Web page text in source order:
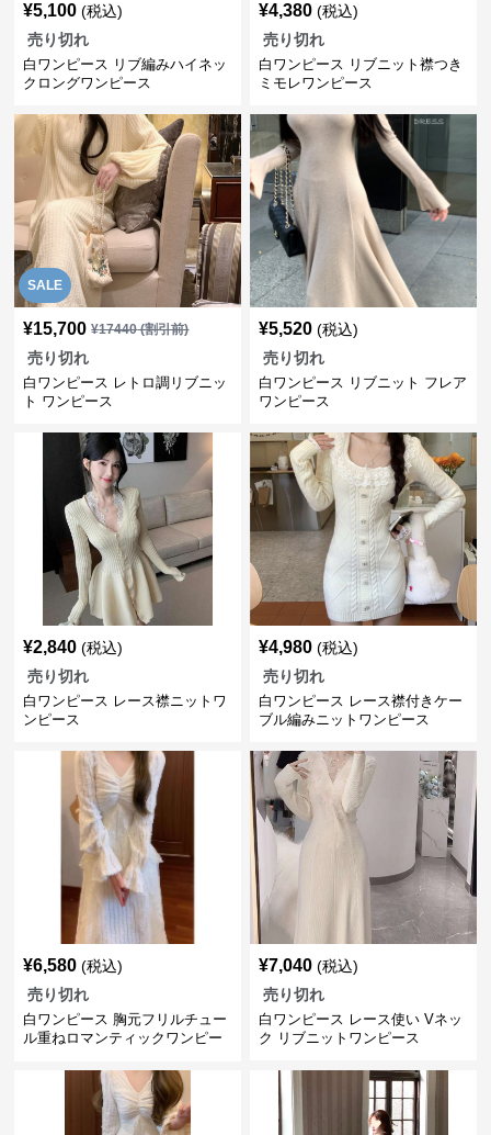
¥5,100 (税込)
売り切れ
白ワンピース リブ編みハイネッ
クロングワンピース
¥4,380 (税込)
売り切れ
白ワンピース リブニット襟つき
ミモレワンピース
SALE
¥15,700 ¥17440(割引前)
売り切れ
白ワンピース レトロ調リブニッ
ト ワンピース
¥5,520 (税込)
売り切れ
白ワンピース リブニット フレア
ワンピース
¥2,840 (税込)
売り切れ
白ワンピース レース襟ニットワ
ンピース
¥4,980 (税込)
売り切れ
白ワンピース レース襟付きケー
ブル編みニットワンピース
¥6,580 (税込)
売り切れ
白ワンピース 胸元フリルチュー
ル重ねロマンティックワンピー
¥7,040 (税込)
売り切れ
白ワンピース レース使い Vネッ
ク リブニットワンピース